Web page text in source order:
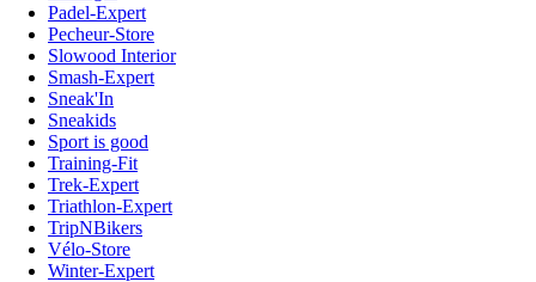
Padel-Expert
Pecheur-Store
Slowood Interior
Smash-Expert
Sneak'In
Sneakids
Sport is good
Training-Fit
Trek-Expert
Triathlon-Expert
TripNBikers
Vélo-Store
Winter-Expert